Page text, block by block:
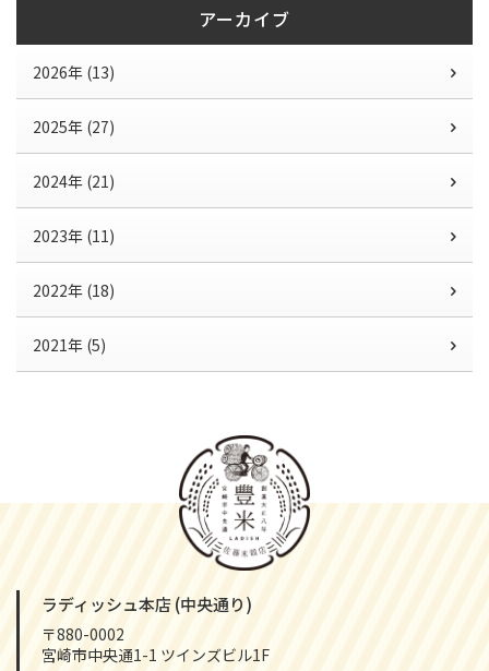
アーカイブ
2026年 (13)
2025年 (27)
2024年 (21)
2023年 (11)
2022年 (18)
2021年 (5)
ラディッシュ本店 (中央通り)
〒880-0002
宮崎市中央通1-1 ツインズビル1F